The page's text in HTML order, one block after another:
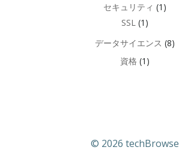
セキュリティ (1)
SSL (1)
データサイエンス (8)
資格 (1)
© 2026 techBrowse